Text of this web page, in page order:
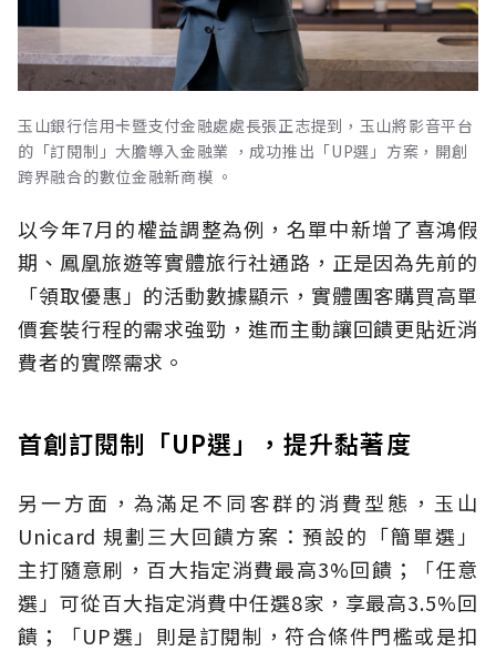
玉山銀行信用卡暨支付金融處處長張正志提到，玉山將影音平台
的「訂閱制」大膽導入金融業 ，成功推出「UP選」方案，開創
跨界融合的數位金融新商模 。
以今年7月的權益調整為例，名單中新增了喜鴻假
期、鳳凰旅遊等實體旅行社通路，正是因為先前的
「領取優惠」的活動數據顯示，實體團客購買高單
價套裝行程的需求強勁，進而主動讓回饋更貼近消
費者的實際需求。
首創訂閱制「UP選」，提升黏著度
另一方面，為滿足不同客群的消費型態，玉山
Unicard 規劃三大回饋方案：預設的「簡單選」
主打隨意刷，百大指定消費最高3%回饋；「任意
選」可從百大指定消費中任選8家，享最高3.5%回
饋；「UP選」則是訂閱制，符合條件門檻或是扣